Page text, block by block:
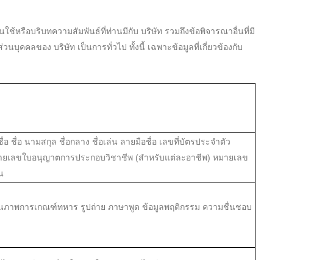
ใช้หรือบริบทความสัมพันธ์ที่ท่านมีกับ บริษัท รวมถึงข้อพิจารณาอื่นที่มี
นบุคคลของ บริษัท เป็นการทั่วไป ทั้งนี้ เฉพาะข้อมูลที่เกี่ยวข้องกับ
ชื่อ นามสกุล ชื่อกลาง ชื่อเล่น ลายมือชื่อ เลขที่บัตรประจำตัว
ลขใบอนุญาตการประกอบวิชาชีพ (สำหรับแต่ละอาชีพ) หมายเลข
ภาพการเกณฑ์ทหาร รูปถ่าย ภาษาพูด ข้อมูลพฤติกรรม ความชื่นชอบ